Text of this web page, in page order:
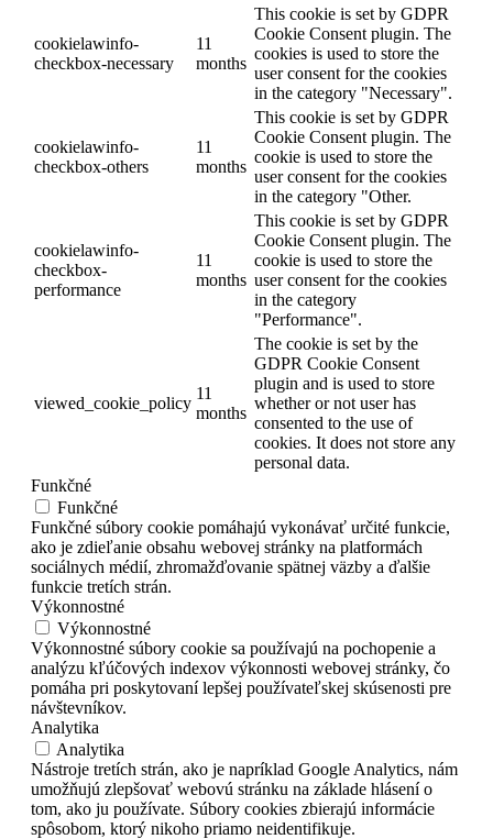
cookielawinfo-
checkbox-necessary
11
months
This cookie is set by GDPR
Cookie Consent plugin. The
cookies is used to store the
user consent for the cookies
in the category "Necessary".
cookielawinfo-
checkbox-others
11
months
This cookie is set by GDPR
Cookie Consent plugin. The
cookie is used to store the
user consent for the cookies
in the category "Other.
cookielawinfo-
checkbox-
performance
11
months
This cookie is set by GDPR
Cookie Consent plugin. The
cookie is used to store the
user consent for the cookies
in the category
"Performance".
viewed_cookie_policy
11
months
The cookie is set by the
GDPR Cookie Consent
plugin and is used to store
whether or not user has
consented to the use of
cookies. It does not store any
personal data.
Funkčné
Funkčné
Funkčné súbory cookie pomáhajú vykonávať určité funkcie,
ako je zdieľanie obsahu webovej stránky na platformách
sociálnych médií, zhromažďovanie spätnej väzby a ďalšie
funkcie tretích strán.
Výkonnostné
Výkonnostné
Výkonnostné súbory cookie sa používajú na pochopenie a
analýzu kľúčových indexov výkonnosti webovej stránky, čo
pomáha pri poskytovaní lepšej používateľskej skúsenosti pre
návštevníkov.
Analytika
Analytika
Nástroje tretích strán, ako je napríklad Google Analytics, nám
umožňujú zlepšovať webovú stránku na základe hlásení o
tom, ako ju používate. Súbory cookies zbierajú informácie
spôsobom, ktorý nikoho priamo neidentifikuje.